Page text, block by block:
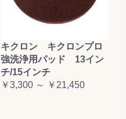
キクロン キクロンプロ
強洗浄用パッド 13イン
チ/15インチ
￥3,300 ～ ￥21,450